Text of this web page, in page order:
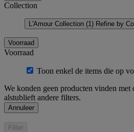
Collection
L'Amour Collection (1) Refine by
Voorraad
Voorraad
Toon enkel de items die op
We konden geen producten vinden met
alstublieft andere filters.
Annuleer
Filter